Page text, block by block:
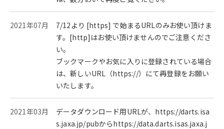
2021年07月
7/12より [https] で始まるURLのみお使い頂けま
す。[http]はお使い頂けませんのでご注意くださ
い。
ブックマークやお気に入りに登録されている場合
は、新しいURL（https://）にて再登録をお願い
いたします。
2021年03月
データダウンロード用URLが、https://darts.isa
s.jaxa.jp/pubからhttps://data.darts.isas.jaxa.j